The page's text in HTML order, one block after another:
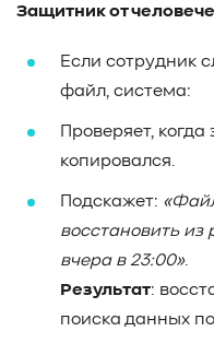
Защитник от
Если сотрудник
файл, система:
Проверяет,
копировался.
Подскажет:
восстановить из
вчера в 23:00».
Результат:
поиска данных